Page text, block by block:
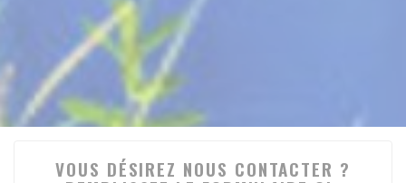
VOUS DÉSIREZ NOUS CONTACTER ?